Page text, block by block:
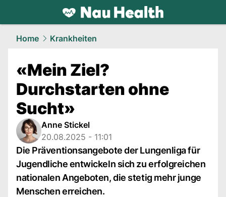
health.NAU.ch
Home Krankheiten
«Mein Ziel?
Durchstarten ohne
Sucht»
Anne Stickel
20.08.2025 - 11:01
Die Präventionsangebote der Lungenliga für
Jugendliche entwickeln sich zu erfolgreichen
nationalen Angeboten, die stetig mehr junge
Menschen erreichen.